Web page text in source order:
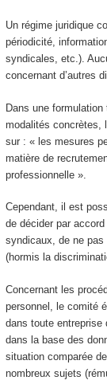
Un régime juridique
périodicité,
syndicales, etc.).
concernant d’autres
Dans une
modalités concrètes,
sur : « les mesures
matière de
professionnelle ».
Cependant, il est
de décider par accord
syndicaux, de ne
(hormis la
Concernant les
personnel, le comité
dans toute entreprise
dans la base des
situation comparée
nombreux sujets